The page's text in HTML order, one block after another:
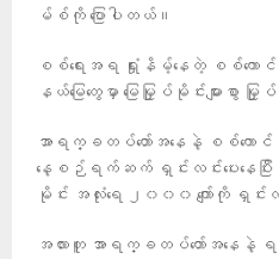
မ်စ်ကို ပြောပါတယ်။
စစ်ရေးအရ ရှုံးနိမ့်နေတဲ့ စစ်က
နယ်မြေတွေမှာ မြေမြှုပ်မိုင်းများစွာ
အာရက္ခတပ်တော်အနေနဲ့ စစ်ကောင်
နေ့စဉ်ရက်ဆက် ရှင်းလင်းပေးနေပြီ
မိုင်း အလုံးရေ ၂၀၀၀ ကျော်ကို ရှင်
အလားတူ အာရက္ခတပ်တော်အနေနဲ့